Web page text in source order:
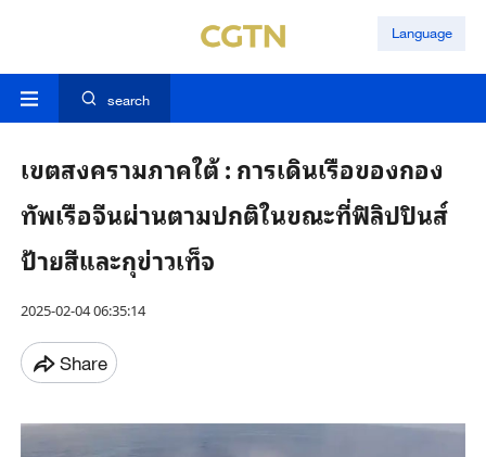
Language
search
เขตสงครามภาคใต้ : การเดินเรือของกอง
ทัพเรือจีนผ่านตามปกติในขณะที่ฟิลิปปินส์
ป้ายสีและกุข่าวเท็จ
2025-02-04 06:35:14
Share